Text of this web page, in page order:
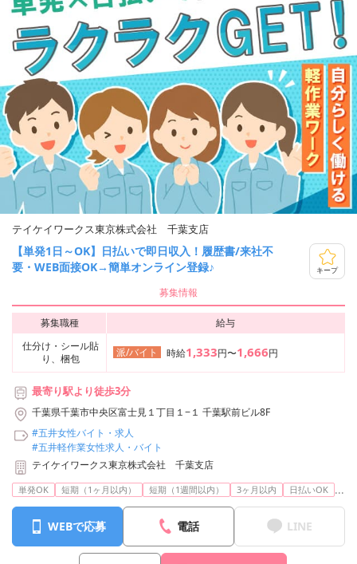
テイケイワークス東京株式会社 千葉支店
【単発1日～OK】日払いで即日収入！履歴書/来社不
要・WEB面接OK→簡単オンライン登録♪
キープ
募集情報
募集職種
給与
仕分け・シール貼
り、梱包
派/バイト 時給1,333円〜1,666円
最寄り駅より徒歩3分
千葉県千葉市中央区富士見１丁目１−１ 千葉駅前ビル8F
#五井女性バイト・求人
#五井軽作業女性求人・バイト
テイケイワークス東京株式会社 千葉支店
単発OK 短期（1ヶ月以内） 短期（1週間以内） 3ヶ月以内 日払いOK ...
WEBで応募 電話 LINE